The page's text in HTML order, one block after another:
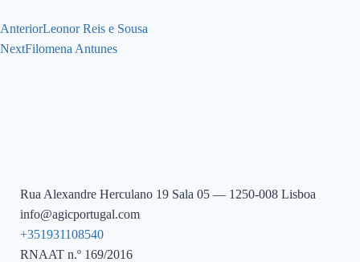
AnteriorLeonor Reis e Sousa
NextFilomena Antunes
Rua Alexandre Herculano 19 Sala 05 — 1250-008 Lisboa
info@agicportugal.com
+351931108540
RNAAT n.º 169/2016